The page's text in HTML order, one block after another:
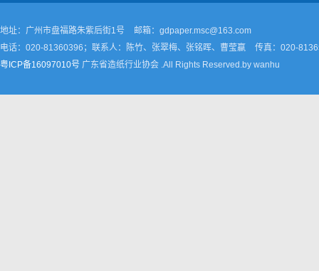
地址：广州市盘福路朱紫后街1号
邮箱：gdpaper.msc@163.com
电话：020-81360396；联系人：陈竹、张翠梅、张铭晖、曹莹嬴
传真：020-
粤ICP备16097010号 广东省造纸行业协会 .All Rights Reserved.by wanhu